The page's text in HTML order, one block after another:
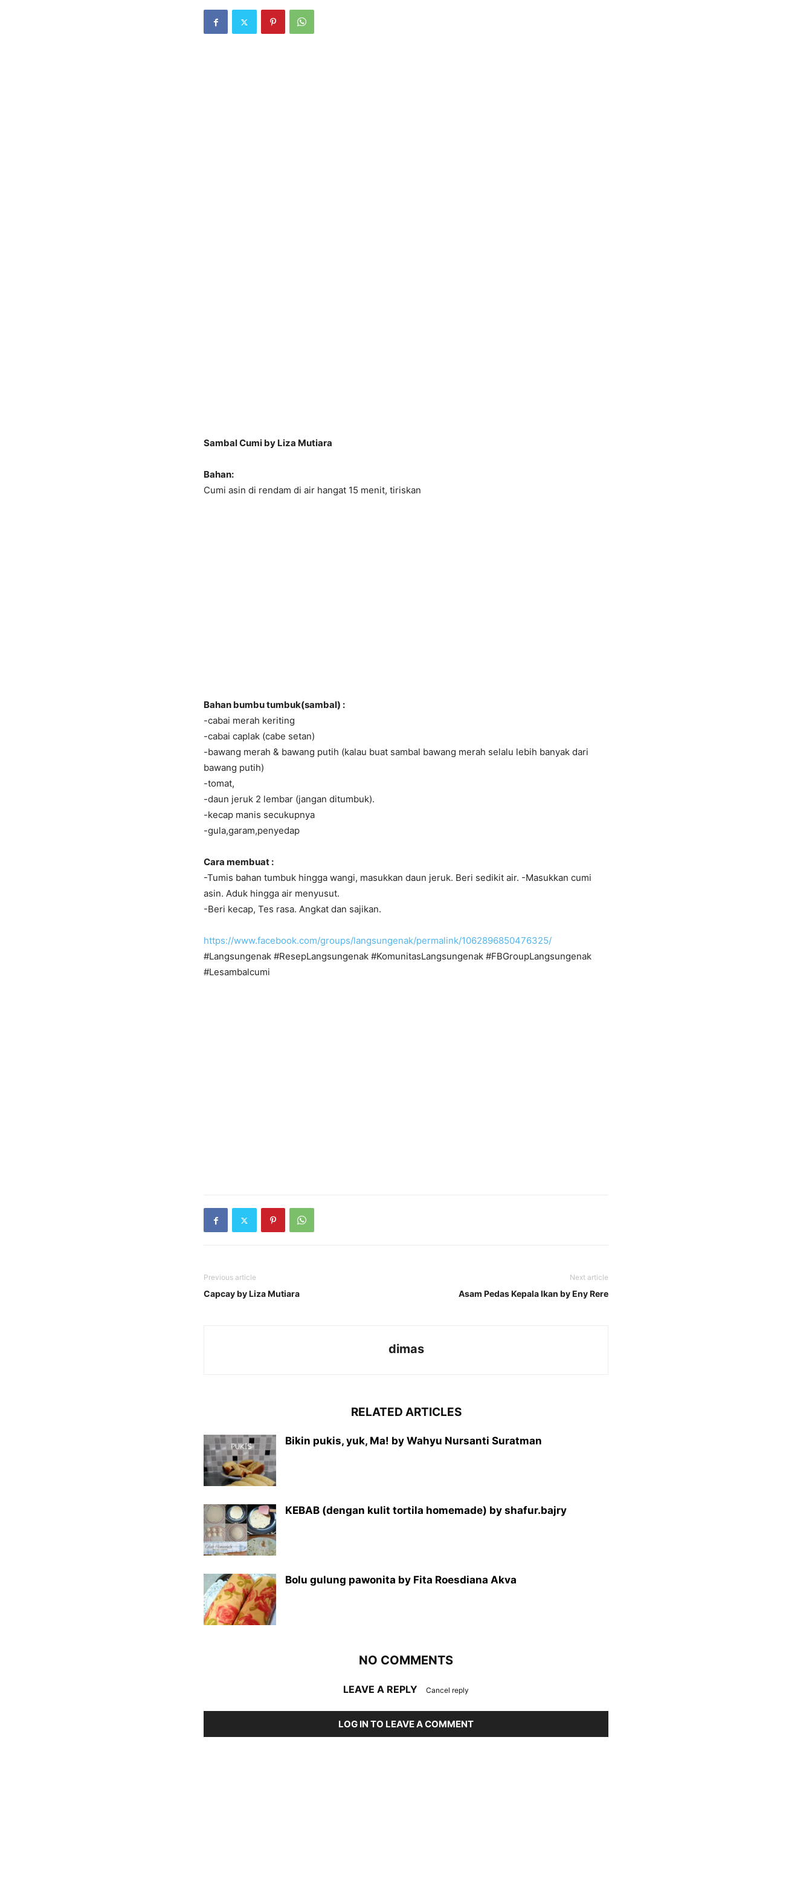
Sambal Cumi by Liza Mutiara
Bahan:
Cumi asin di rendam di air hangat 15 menit, tiriskan
Bahan bumbu tumbuk(sambal) :
-cabai merah keriting
-cabai caplak (cabe setan)
-bawang merah & bawang putih (kalau buat sambal bawang merah selalu lebih banyak dari
bawang putih)
-tomat,
-daun jeruk 2 lembar (jangan ditumbuk).
-kecap manis secukupnya
-gula,garam,penyedap
Cara membuat :
-Tumis bahan tumbuk hingga wangi, masukkan daun jeruk. Beri sedikit air. -Masukkan cumi
asin. Aduk hingga air menyusut.
-Beri kecap, Tes rasa. Angkat dan sajikan.
https://www.facebook.com/groups/langsungenak/permalink/1062896850476325/
#Langsungenak #ResepLangsungenak #KomunitasLangsungenak #FBGroupLangsungenak
#Lesambalcumi
Previous article
Capcay by Liza Mutiara
Next article
Asam Pedas Kepala Ikan by Eny Rere
dimas
RELATED ARTICLES
Bikin pukis, yuk, Ma! by Wahyu Nursanti Suratman
KEBAB (dengan kulit tortila homemade) by shafur.bajry
Bolu gulung pawonita by Fita Roesdiana Akva
NO COMMENTS
LEAVE A REPLY Cancel reply
LOG IN TO LEAVE A COMMENT